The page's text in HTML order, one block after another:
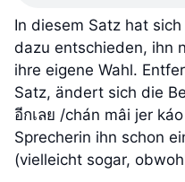
In diesem Satz hat
dazu entschieden, ihn
ihre eigene Wahl.
Satz, ändert sich die
อีกเลย /chán mâi jer
Sprecherin ihn schon
(vielleicht sogar,